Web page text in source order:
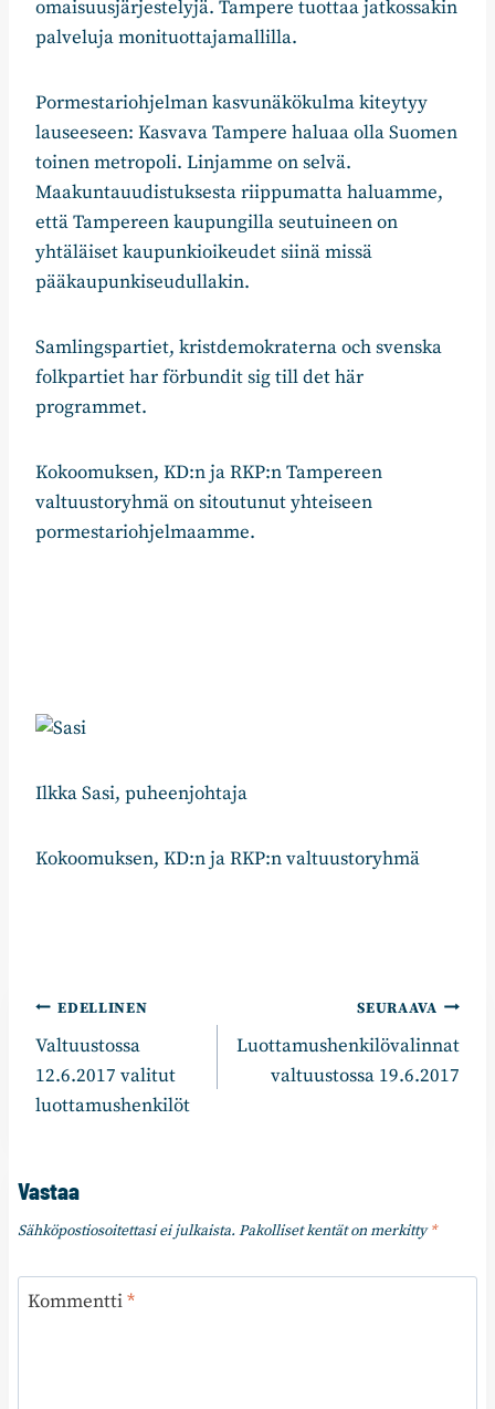
omaisuusjärjestelyjä. Tampere tuottaa jatkossakin
palveluja monituottajamallilla.
Pormestariohjelman kasvunäkökulma kiteytyy
lauseeseen: Kasvava Tampere haluaa olla Suomen
toinen metropoli. Linjamme on selvä.
Maakuntauudistuksesta riippumatta haluamme,
että Tampereen kaupungilla seutuineen on
yhtäläiset kaupunkioikeudet siinä missä
pääkaupunkiseudullakin.
Samlingspartiet, kristdemokraterna och svenska
folkpartiet har förbundit sig till det här
programmet.
Kokoomuksen, KD:n ja RKP:n Tampereen
valtuustoryhmä on sitoutunut yhteiseen
pormestariohjelmaamme.
Ilkka Sasi, puheenjohtaja
Kokoomuksen, KD:n ja RKP:n valtuustoryhmä
Artikkelien
selaus
EDELLINEN
Valtuustossa
12.6.2017 valitut
luottamushenkilöt
SEURAAVA
Luottamushenkilövalinnat
valtuustossa 19.6.2017
Vastaa
Sähköpostiosoitettasi ei julkaista. Pakolliset kentät on merkitty*
Kommentti*